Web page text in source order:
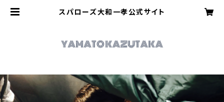
スパローズ大和一孝公式サイト